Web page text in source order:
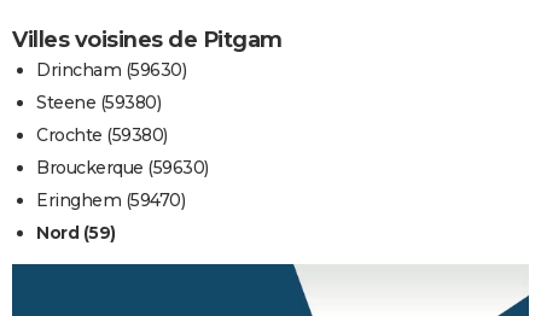
Villes voisines de Pitgam
Drincham (59630)
Steene (59380)
Crochte (59380)
Brouckerque (59630)
Eringhem (59470)
Nord (59)